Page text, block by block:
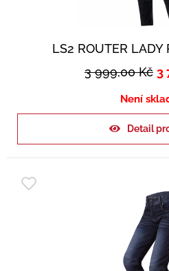
LS2 ROUTER LADY
3 999,00Kč 3
Není
Detail